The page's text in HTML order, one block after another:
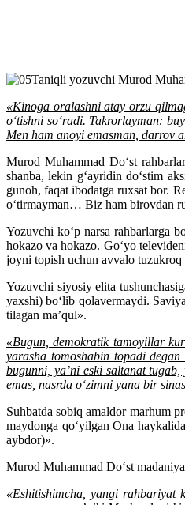
Taniqli yozuvchi Murod
«Kinoga oralashni atay orzu
o‘tishni so‘radi. Takrorlayman:
Men ham anoyi emasman, darrov
Murod Muhammad Do‘st
shanba, lekin g‘ayridin do‘stim
gunoh, faqat ibodatga ruxsat bor.
o‘tirmayman… Biz ham birovdan
Yozuvchi ko‘p narsa rahbarlarga
hokazo va hokazo. Go‘yo
joyni topish uchun avvalo tuzukroq
Yozuvchi siyosiy elita
yaxshi) bo‘lib qolavermaydi.
tilagan ma’qul».
«Bugun, demokratik tamoyillar
yarasha tomoshabin topadi
bugunni, ya’ni eski saltanat
emas, nasrda o‘zimni yana bir
Suhbatda sobiq amaldor marhum
maydonga qo‘yilgan Ona
aybdor)».
Murod Muhammad Do‘st
«Eshitishimcha, yangi rahbariyat